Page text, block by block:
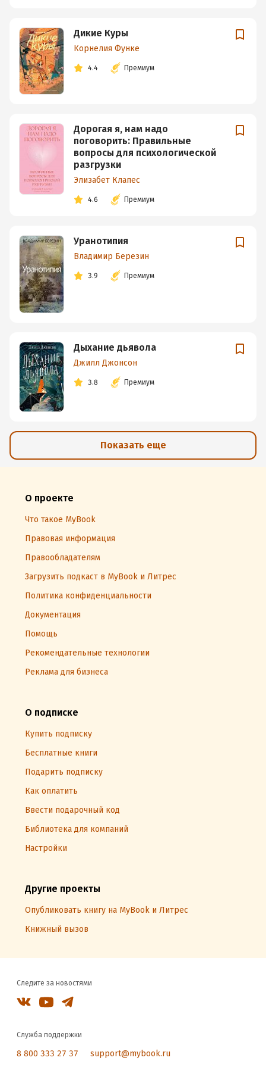
Дикие Куры
Корнелия Функе
4.4 Премиум
Дорогая я, нам надо
поговорить: Правильные
вопросы для психологической
разгрузки
Элизабет Клапес
4.6 Премиум
Уранотипия
Владимир Березин
3.9 Премиум
Дыхание дьявола
Джилл Джонсон
3.8 Премиум
Показать еще
О проекте
Что такое MyBook
Правовая информация
Правообладателям
Загрузить подкаст в MyBook и Литрес
Политика конфиденциальности
Документация
Помощь
Рекомендательные технологии
Реклама для бизнеса
О подписке
Купить подписку
Бесплатные книги
Подарить подписку
Как оплатить
Ввести подарочный код
Библиотека для компаний
Настройки
Другие проекты
Опубликовать книгу на MyBook и Литрес
Книжный вызов
Следите за новостями
Служба поддержки
8 800 333 27 37 support@mybook.ru